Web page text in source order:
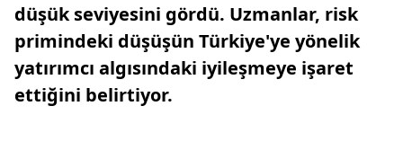
düşük seviyesini gördü. Uzmanlar, risk
primindeki düşüşün Türkiye'ye yönelik
yatırımcı algısındaki iyileşmeye işaret
ettiğini belirtiyor.